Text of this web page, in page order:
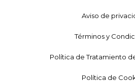
Aviso de
Términos y
Política de Tratamiento
Política de